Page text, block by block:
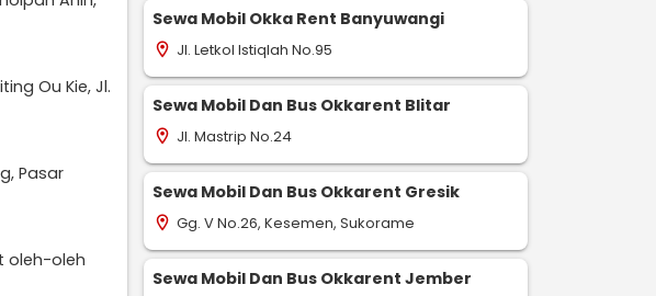
Ou Kie, Jl.
Pasar
oleh-oleh
Sewa Mobil Okka Rent Banyuwangi
location_on Jl. Letkol Istiqlah No.95
Sewa Mobil Dan Bus Okkarent Blitar
location_on Jl. Mastrip No.24
Sewa Mobil Dan Bus Okkarent Gresik
location_on Gg. V No.26, Kesemen, Sukorame
Sewa Mobil Dan Bus Okkarent Jember